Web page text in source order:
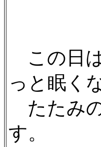
この日
っと眠く
たたみ
す。